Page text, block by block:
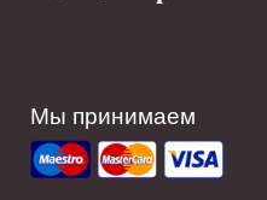
Мы принимаем